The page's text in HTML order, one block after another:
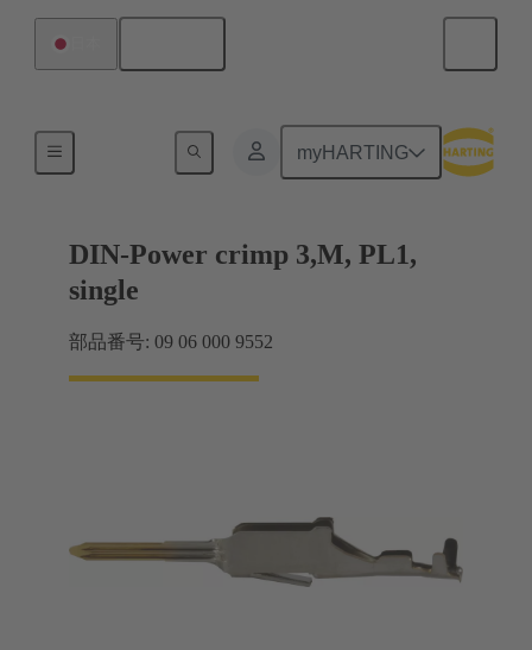
myHARTING
DIN-Power crimp 3,M, PL1,
single
部品番号: 09 06 000 9552